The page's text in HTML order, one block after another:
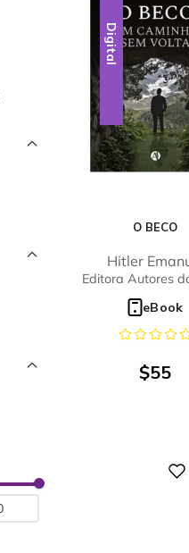
Digital
O BECO
Hitler
Editora Autores
eBook
$55